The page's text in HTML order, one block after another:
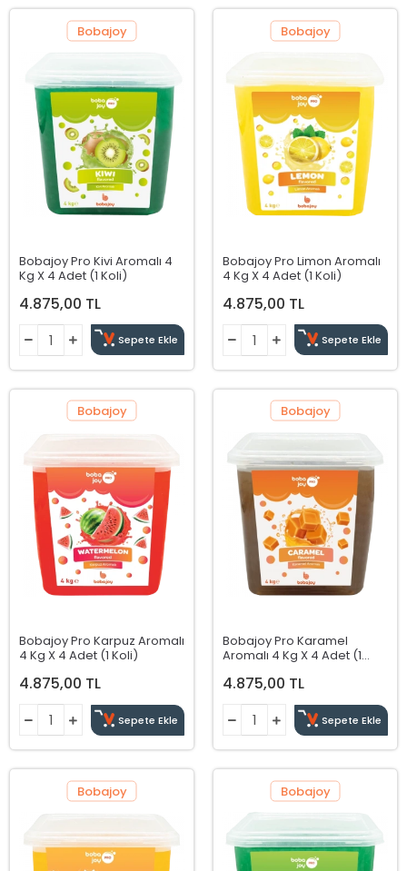
Bobajoy Pro Kivi Aromalı 4
Kg X 4 Adet (1 Koli)
Bobajoy
4.875,00 TL
Sepete Ekle
Bobajoy Pro Limon Aromalı
4 Kg X 4 Adet (1 Koli)
Bobajoy
4.875,00 TL
Sepete Ekle
Bobajoy Pro Karpuz Aromalı
4 Kg X 4 Adet (1 Koli)
Bobajoy
4.875,00 TL
Sepete Ekle
Bobajoy Pro Karamel
Aromalı 4 Kg X 4 Adet (1
Bobajoy
4.875,00 TL
Sepete Ekle
Bobajoy Bobajoy